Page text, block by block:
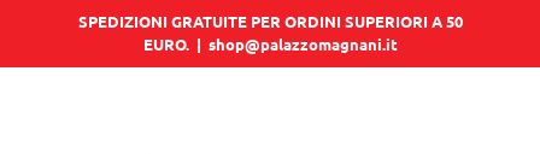
SPEDIZIONI GRATUITE PER ORDINI SUPERIORI A 50
EURO. | shop@palazzomagnani.it